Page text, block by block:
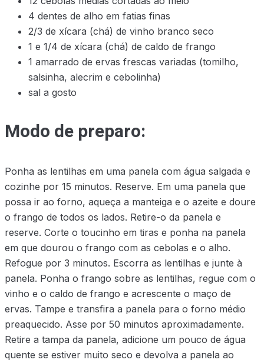
4 dentes de alho em fatias finas
2/3 de xícara (chá) de vinho branco seco
1 e 1/4 de xícara (chá) de caldo de frango
1 amarrado de ervas frescas variadas (tomilho,
salsinha, alecrim e cebolinha)
sal a gosto
Modo de preparo:
Ponha as lentilhas em uma panela com água salgada e
cozinhe por 15 minutos. Reserve. Em uma panela que
possa ir ao forno, aqueça a manteiga e o azeite e doure
o frango de todos os lados. Retire-o da panela e
reserve. Corte o toucinho em tiras e ponha na panela
em que dourou o frango com as cebolas e o alho.
Refogue por 3 minutos. Escorra as lentilhas e junte à
panela. Ponha o frango sobre as lentilhas, regue com o
vinho e o caldo de frango e acrescente o maço de
ervas. Tampe e transfira a panela para o forno médio
preaquecido. Asse por 50 minutos aproximadamente.
Retire a tampa da panela, adicione um pouco de água
quente se estiver muito seco e devolva a panela ao